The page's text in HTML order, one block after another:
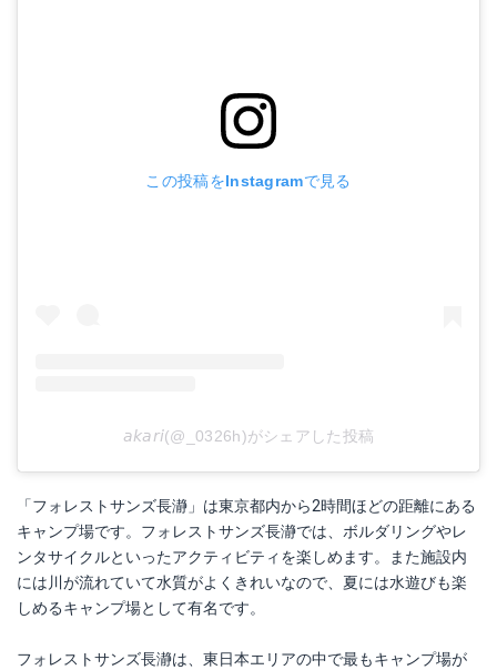
この投稿をInstagramで見る
𝘢𝘬𝘢𝘳𝘪(@_0326h)がシェアした投稿
「フォレストサンズ長瀞」は東京都内から2時間ほどの距離にある
キャンプ場です。フォレストサンズ長瀞では、ボルダリングやレ
ンタサイクルといったアクティビティを楽しめます。また施設内
には川が流れていて水質がよくきれいなので、夏には水遊びも楽
しめるキャンプ場として有名です。
フォレストサンズ長瀞は、東日本エリアの中で最もキャンプ場が